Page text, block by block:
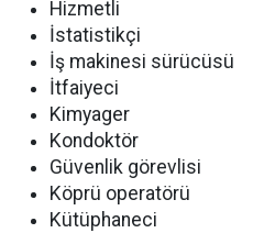
Hizmetli
İstatistikçi
İş makinesi sürücüsü
İtfaiyeci
Kimyager
Kondoktör
Güvenlik görevlisi
Köprü operatörü
Kütüphaneci